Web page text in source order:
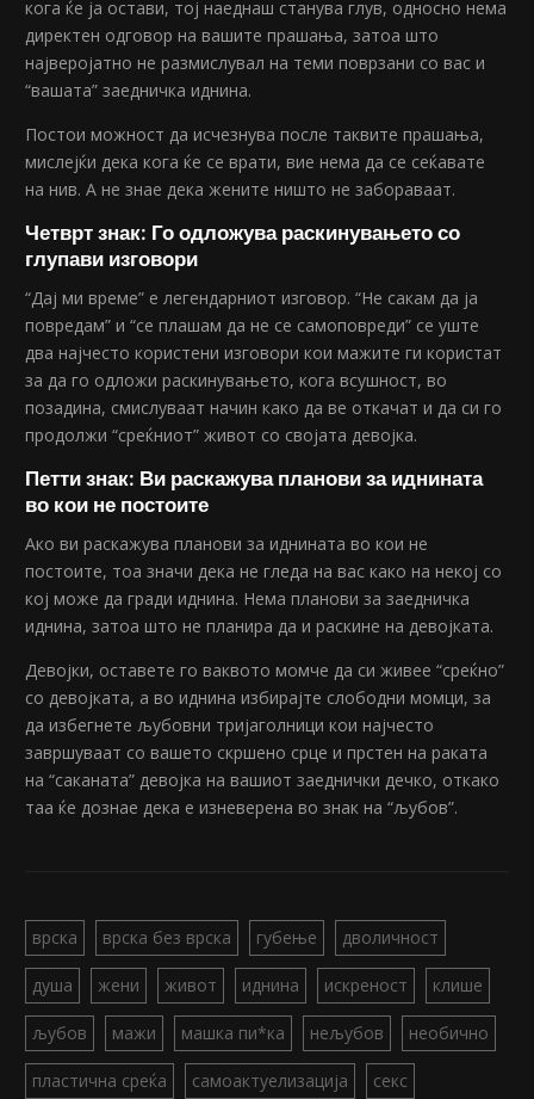
кога ќе ја остави, тој наеднаш станува глув, односно нема
директен одговор на вашите прашања, затоа што
најверојатно не размислувал на теми поврзани со вас и
“вашата” заедничка иднина.
Постои можност да исчезнува после таквите прашања,
мислејќи дека кога ќе се врати, вие нема да се сеќавате
на нив. А не знае дека жените ништо не забораваат.
Четврт знак: Го одложува раскинувањето со
глупави изговори
“Дај ми време” е легендарниот изговор. “Не сакам да ја
повредам” и “се плашам да не се самоповреди” се уште
два најчесто користени изговори кои мажите ги користат
за да го одложи раскинувањето, кога всушност, во
позадина, смислуваат начин како да ве откачат и да си го
продолжи “среќниот” живот со својата девојка.
Петти знак: Ви раскажува планови за иднината
во кои не постоите
Ако ви раскажува планови за иднината во кои не
постоите, тоа значи дека не гледа на вас како на некој со
кој може да гради иднина. Нема планови за заедничка
иднина, затоа што не планира да и раскине на девојката.
Девојки, оставете го ваквото момче да си живее “среќно”
со девојката, а во иднина избирајте слободни момци, за
да избегнете љубовни тријаголници кои најчесто
завршуваат со вашето скршено срце и прстен на раката
на “саканата” девојка на вашиот заеднички дечко, откако
таа ќе дознае дека е изневерена во знак на “љубов”.
врска врска без врска губење дволичност
душа жени живот иднина искреност клише
љубов мажи машка пи*ка нељубов необично
пластична среќа самоактуелизација секс